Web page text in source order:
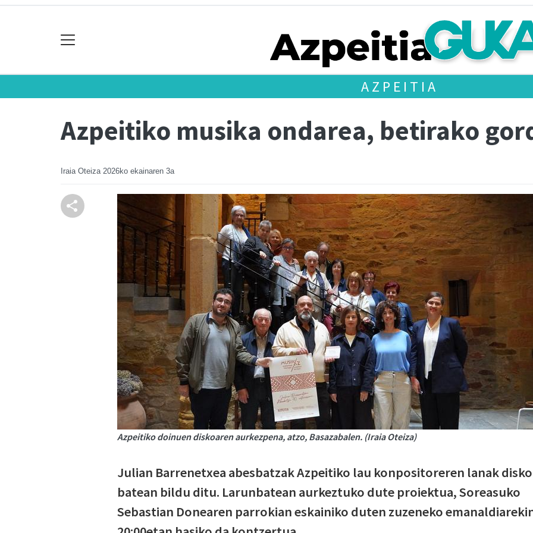
AZPEITIA
Azpeitiko musika ondarea, betirako
Iraia Oteiza 2026ko ekainaren 3a
Azpeitiko doinuen diskoaren aurkezpena, atzo, Basazabalen. (Iraia Oteiza)
Julian Barrenetxea abesbatzak Azpeitiko lau konpositoreren lanak disko
batean bildu ditu. Larunbatean aurkeztuko dute proiektua, Soreasuko
Sebastian Donearen parrokian eskainiko duten zuzeneko